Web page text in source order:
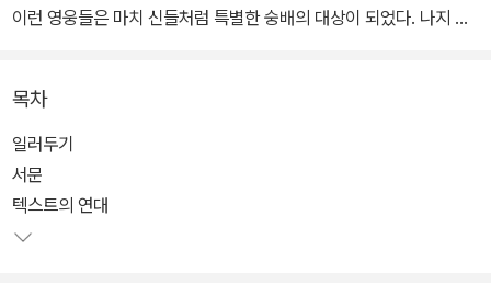
이런 영웅들은 마치 신들처럼 특별한 숭배의 대상이 되었다. 나지 교
그러한 연구의 그 밑바탕이 되는 각 기록들의 연대는 BCE 8세기에
서 4세기까지 다양한데, 호메로스 서사시인 <일리아스>와 <오디세
이아>, 아이스킬로스와 소포클레스, 그리고 에우리피데스의 비극들,
사포와 핀다로스의 시들, 그리고 플라톤의 대화 등이 여기에 포함된
목차
일러두기
서문
텍스트의 연대